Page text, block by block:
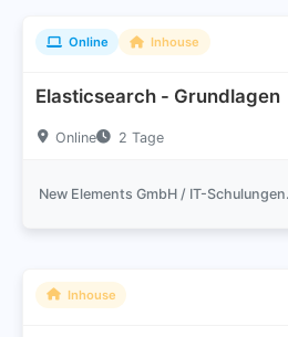
Online Inhouse
Elasticsearch - Grundlagen
Online 2 Tage
Inhouse